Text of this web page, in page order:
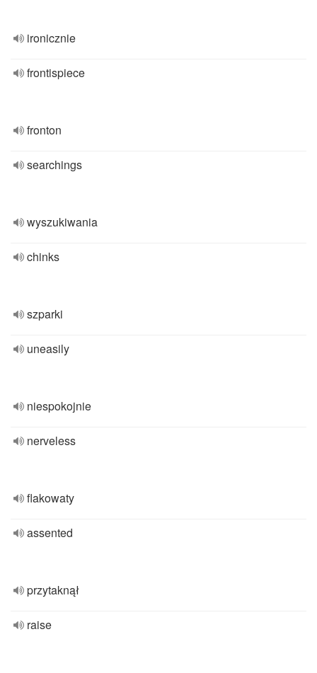
ironicznie
frontispiece
fronton
searchings
wyszukiwania
chinks
szparki
uneasily
niespokojnie
nerveless
flakowaty
assented
przytaknął
raise